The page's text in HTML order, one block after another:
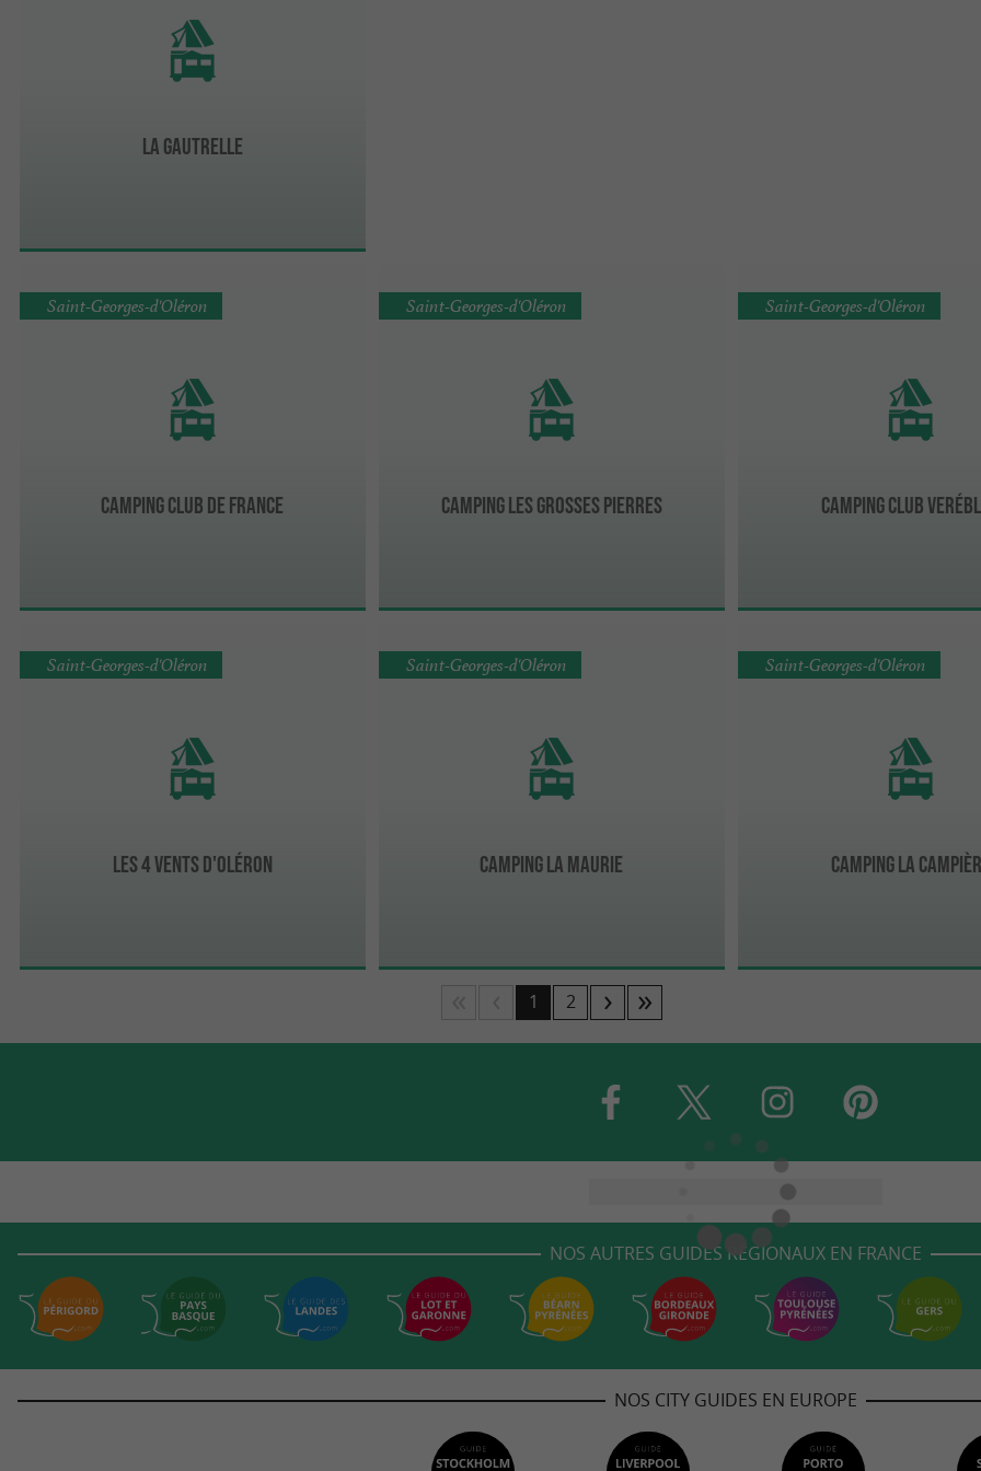
La Gautrelle
Camping Club de France
Saint-Georges-d'Oléron
Camping Les Grosses Pierres
Saint-Georges-d'Oléron
Camping Club
Saint-Georges-d'Oléron
Les 4 vents d'Oléron
Saint-Georges-d'Oléron
Camping La Maurie
Saint-Georges-d'Oléron
Camping La
Saint-Georges-d'Oléron
1 2
NOS AUTRES GUIDES RÉGIONAUX EN FRANCE
NOS CITY GUIDES EN EUROPE